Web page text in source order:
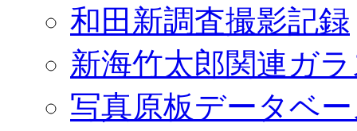
和田新調査撮影記録
新海竹太郎関連ガ
写真原板データベ